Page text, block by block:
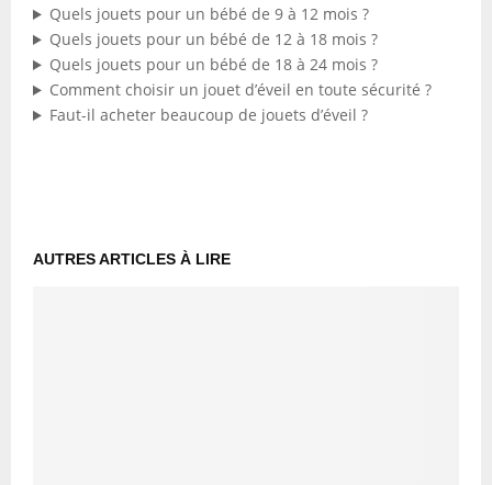
Quels jouets pour un bébé de 9 à 12 mois ?
Quels jouets pour un bébé de 12 à 18 mois ?
Quels jouets pour un bébé de 18 à 24 mois ?
Comment choisir un jouet d’éveil en toute sécurité ?
Faut-il acheter beaucoup de jouets d’éveil ?
AUTRES ARTICLES À LIRE